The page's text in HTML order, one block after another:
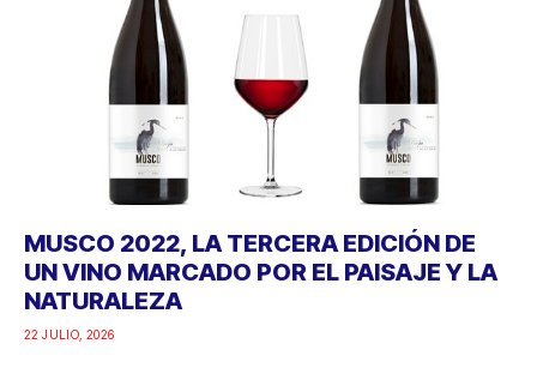
MUSCO 2022, LA TERCERA EDICIÓN DE
UN VINO MARCADO POR EL PAISAJE Y LA
NATURALEZA
22 JULIO, 2026